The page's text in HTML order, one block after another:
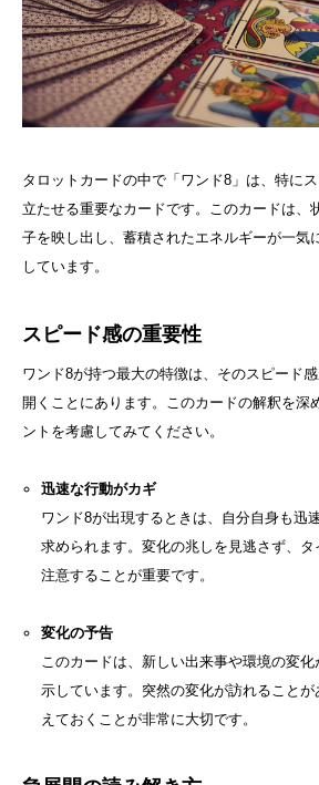
タロットカードの中で「ワンド8」は、特に
立たせる重要なカードです。このカードは、
子を映し出し、蓄積されたエネルギーが一気
しています。
スピード感の重要性
ワンド8が持つ最大の特徴は、そのスピード
開くことにあります。このカードの解釈を深
ントを考慮してみてください。
迅速な行動がカギ
ワンド8が出現するときは、自分自身も迅
求められます。変化の兆しを見逃さず、タ
注意することが重要です。
変化の予告
このカードは、新しい出来事や環境の変
示しています。突然の変化が訪れること
えておくことが非常に大切です。